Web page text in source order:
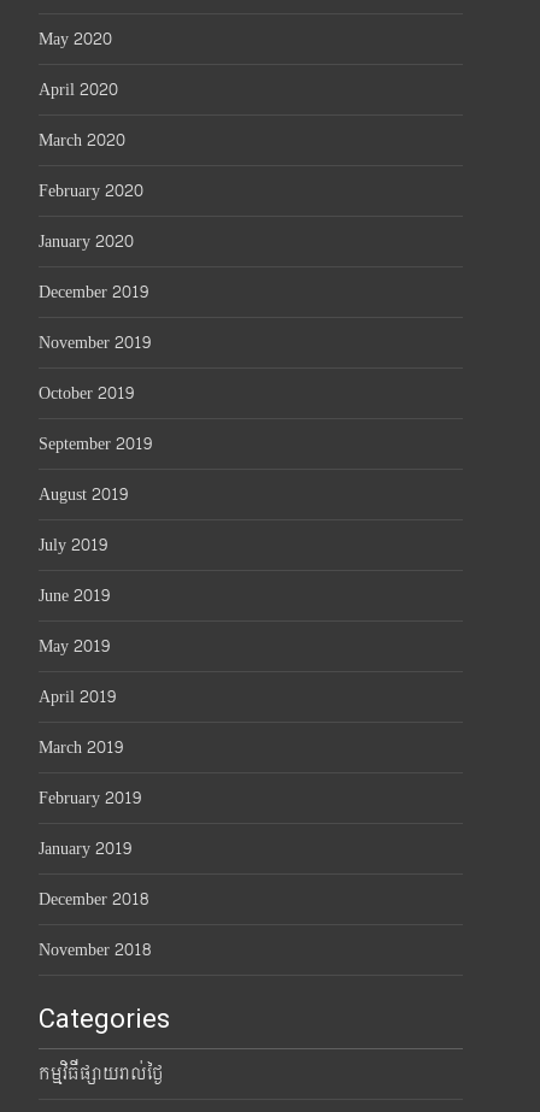
May 2020
April 2020
March 2020
February 2020
January 2020
December 2019
November 2019
October 2019
September 2019
August 2019
July 2019
June 2019
May 2019
April 2019
March 2019
February 2019
January 2019
December 2018
November 2018
Categories
កម្មវិធីផ្សាយរាល់ថ្ងៃ